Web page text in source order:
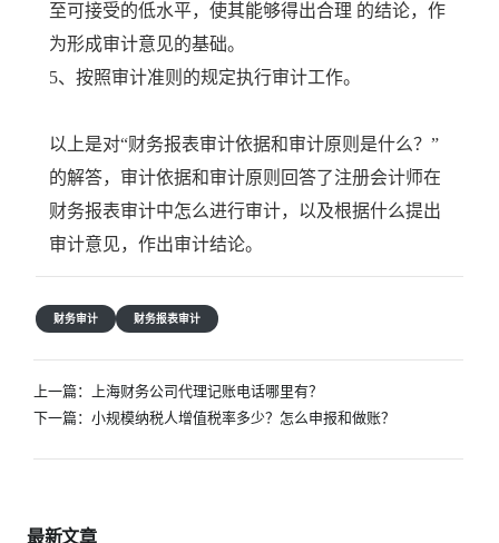
至可接受的低水平，使其能够得出合理 的结论，作
为形成审计意见的基础。
5、按照审计准则的规定执行审计工作。
以上是对“财务报表审计依据和审计原则是什么？”
的解答，审计依据和审计原则回答了注册会计师在
财务报表审计中怎么进行审计，以及根据什么提出
审计意见，作出审计结论。
财务审计 财务报表审计
文
章
导
上一篇：
上海财务公司代理记账电话哪里有？
下一篇： 小规模纳税人增值税率多少？怎么申报和做账？
最新文章